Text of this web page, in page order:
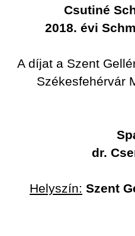
Csutiné
2018. évi
A díjat a Szent
Székesfehérvár
dr.
Helyszín: Szent